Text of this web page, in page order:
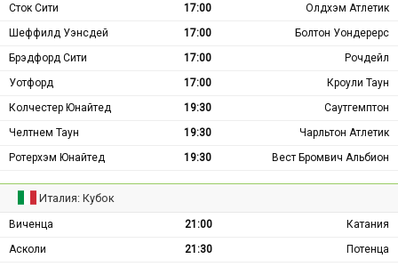
Сток Сити
17:00
Олдхэм Атлетик
Шеффилд Уэнсдей
17:00
Болтон Уондерерс
Брэдфорд Сити
17:00
Рочдейл
Уотфорд
17:00
Кроули Таун
Колчестер Юнайтед
19:30
Саутгемптон
Челтнем Таун
19:30
Чарльтон Атлетик
Ротерхэм Юнайтед
19:30 Вест Бромвич Альбион
Италия: Кубок
Виченца 21:00
Катания
Асколи
21:30 Потенца